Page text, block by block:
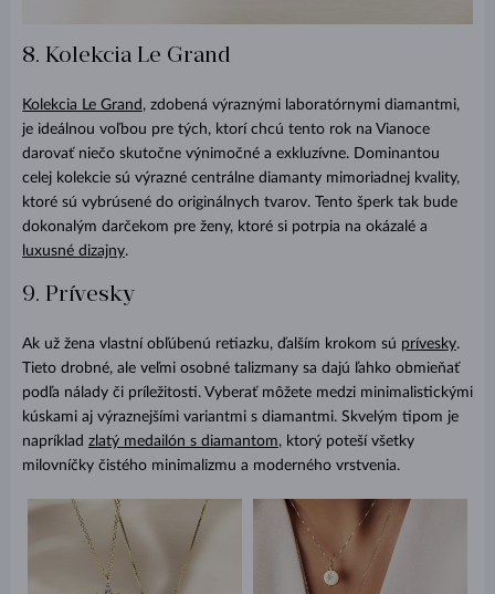
8. Kolekcia Le Grand
Kolekcia Le Grand , zdobená výraznými laboratórnymi diamantmi,
je ideálnou voľbou pre tých, ktorí chcú tento rok na Vianoce
darovať niečo skutočne výnimočné a exkluzívne. Dominantou
celej kolekcie sú výrazné centrálne diamanty mimoriadnej kvality,
ktoré sú vybrúsené do originálnych tvarov. Tento šperk tak bude
dokonalým darčekom pre ženy, ktoré si potrpia na okázalé a
luxusné dizajny.
9. Prívesky
Ak už žena vlastní obľúbenú retiazku, ďalším krokom sú prívesky.
Tieto drobné, ale veľmi osobné talizmany sa dajú ľahko obmieňať
podľa nálady či príležitosti. Vyberať môžete medzi minimalistickými
kúskami aj výraznejšími variantmi s diamantmi. Skvelým tipom je
napríklad zlatý medailón s diamantom, ktorý poteší všetky
milovníčky čistého minimalizmu a moderného vrstvenia.